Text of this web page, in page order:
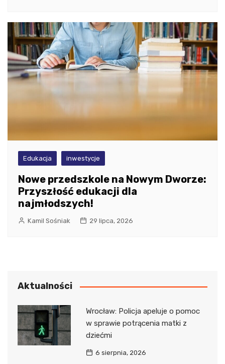
Edukacja inwestycje
Nowe przedszkole na Nowym Dworze:
Przyszłość edukacji dla
najmłodszych!
Kamil Sośniak 29 lipca, 2026
Aktualności
Wrocław: Policja apeluje o pomoc
w sprawie potrącenia matki z
dziećmi
6 sierpnia, 2026